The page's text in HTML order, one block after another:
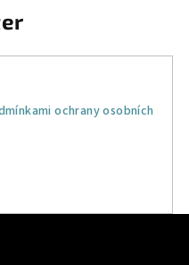
ochrany osobních